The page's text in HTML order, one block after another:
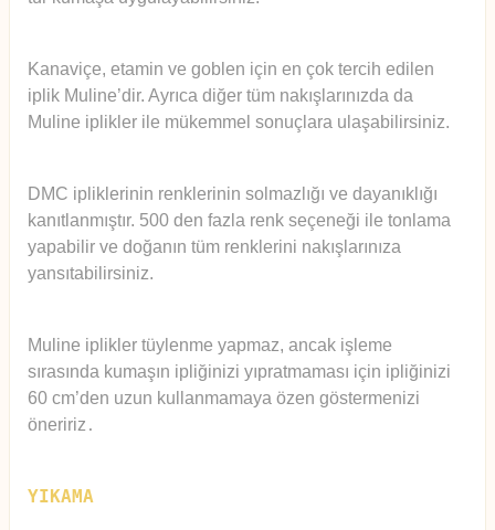
Kanaviçe, etamin ve goblen için en çok tercih edilen
iplik Muline’dir. Ayrıca diğer tüm nakışlarınızda da
Muline iplikler ile mükemmel sonuçlara ulaşabilirsiniz.
DMC ipliklerinin renklerinin solmazlığı ve dayanıklığı
kanıtlanmıştır. 500 den fazla renk seçeneği ile tonlama
yapabilir ve doğanın tüm renklerini nakışlarınıza
yansıtabilirsiniz.
Muline iplikler tüylenme yapmaz, ancak işleme
sırasında kumaşın ipliğinizi yıpratmaması için ipliğinizi
60 cm’den uzun kullanmamaya özen göstermenizi
öneririz .
YIKAMA